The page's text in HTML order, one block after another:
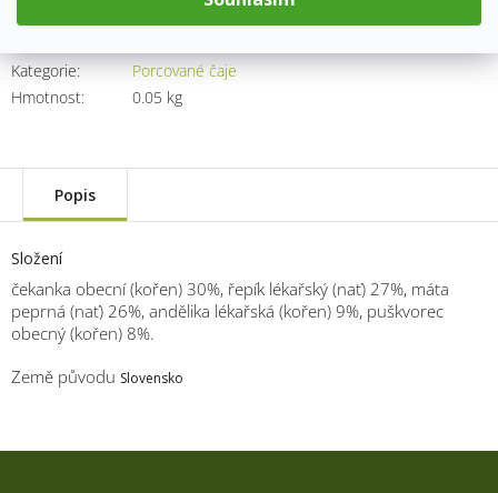
Kategorie:
Porcované čaje
Hmotnost: 0.05 kg
Popis
Složení
čekanka obecní (kořen) 30%, řepík lékařský (nať) 27%, máta
peprná (nať) 26%, andělika lékařská (kořen) 9%, puškvorec
obecný (kořen) 8%.
Země původu Slovensko